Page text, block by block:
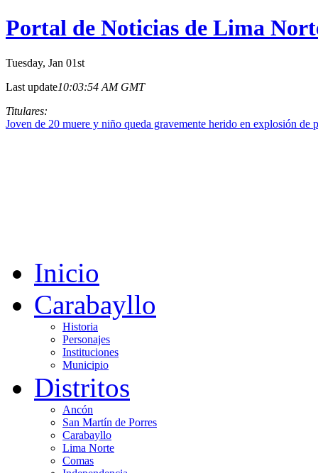
Portal de Noticias de Lima
Tuesday, Jan 01st
Last update10:03:54 AM GMT
Titulares:
Joven de 20 muere y niño queda gravemente herido en explosión de
Inicio
Carabayllo
Historia
Personajes
Instituciones
Municipio
Distritos
Ancón
San Martín de Porres
Carabayllo
Lima Norte
Comas